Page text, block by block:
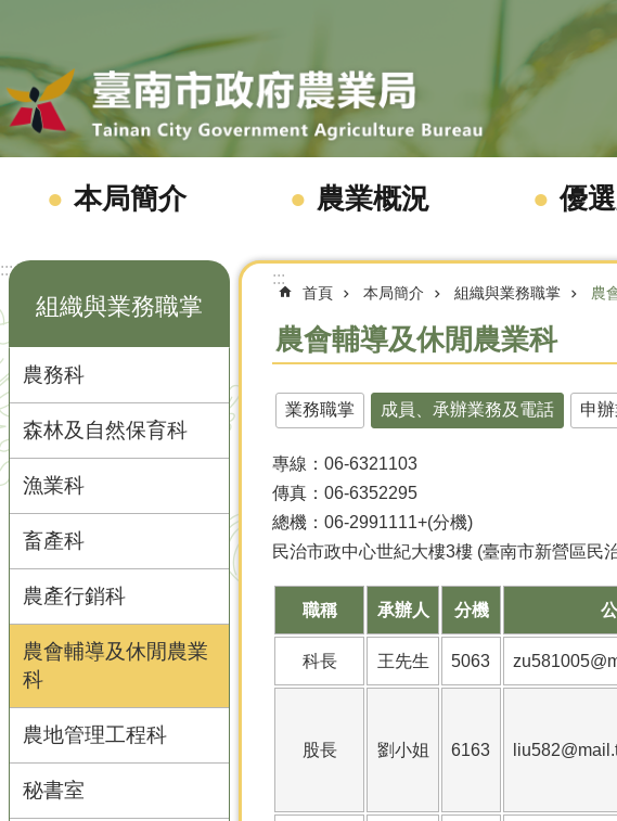
本局簡介 農業概況 優
:::
組織與業務職掌
農務科
森林及自然保育科
漁業科
畜產科
農產行銷科
農會輔導及休閒農業
科
農地管理工程科
秘書室
:::
首頁 本局簡介 組織與業務職掌 農
農會輔導及休閒農業科
業務職掌 成員、承辦業務及電話 申
專線：06-6321103
傳真：06-6352295
總機：06-2991111+(分機)
民治市政中心世紀大樓3樓 (臺南市新營區民
職稱 承辦人 分機
科長 王先生 5063
股長 劉小姐 6163